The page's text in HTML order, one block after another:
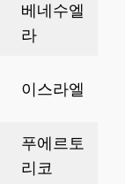
베네수엘
라
이스라엘
푸에르토
리코